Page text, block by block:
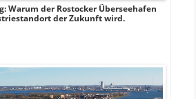
Warum der Rostocker Überseehafen
der Zukunft wird.